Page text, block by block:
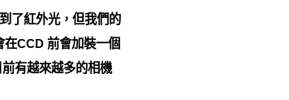
了紅外光，但我們的
CCD 前會加裝一個
有越來越多的相機